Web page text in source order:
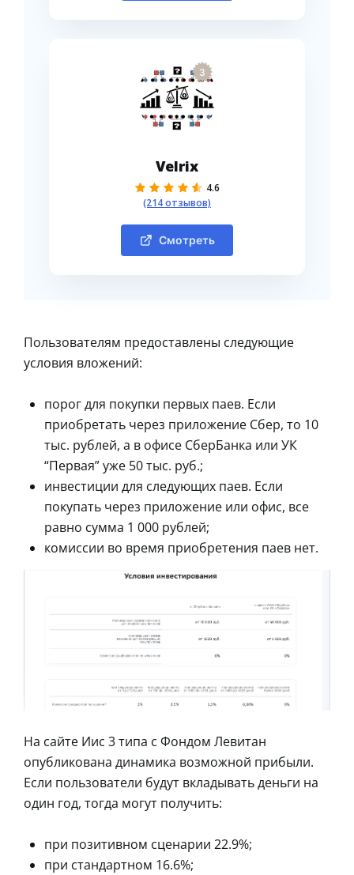
3
Velrix
4.6
(214 отзывов)
Смотреть
Пользователям предоставлены следующие
условия вложений:
порог для покупки первых паев. Если
приобретать через приложение Сбер, то 10
тыс. рублей, а в офисе СберБанка или УК
“Первая” уже 50 тыс. руб.;
инвестиции для следующих паев. Если
покупать через приложение или офис, все
равно сумма 1 000 рублей;
комиссии во время приобретения паев нет.
На сайте Иис 3 типа с Фондом Левитан
опубликована динамика возможной прибыли.
Если пользователи будут вкладывать деньги на
один год, тогда могут получить:
при позитивном сценарии 22.9%;
при стандартном 16.6%;